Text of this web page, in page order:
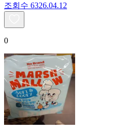
조회수 6326.04.12
0